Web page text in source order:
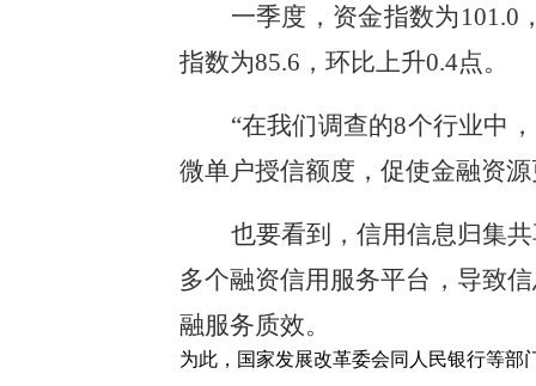
一季度，资金指数为101.0
指数为85.6，环比上升0.4点。
“在我们调查的8个行业中
微单户授信额度，促使金融资
也要看到，信用信息归集
多个融资信用服务平台，导致
融服务质效。
为此，国家发展改革委会同人民银行等